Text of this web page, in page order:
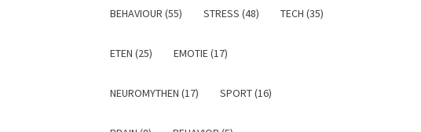
BEHAVIOUR (55) STRESS (48) TECH (35)
ETEN (25) EMOTIE (17)
NEUROMYTHEN (17) SPORT (16)